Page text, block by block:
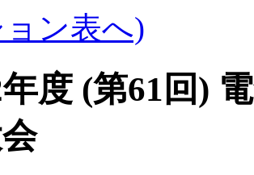
ン表へ)
度 (第61回)